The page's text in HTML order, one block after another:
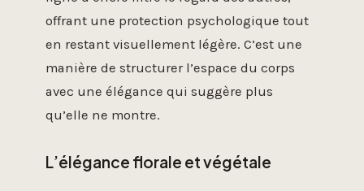
offrant une protection psychologique tout
en restant visuellement légère. C’est une
manière de structurer l’espace du corps
avec une élégance qui suggère plus
qu’elle ne montre.
L’élégance florale et végétale